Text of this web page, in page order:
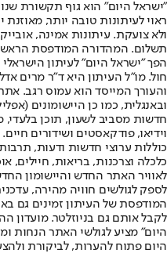
"ישראל היום" הוא גוף תקשורת
ראוי לעיתונות טובה יותר,
ולא צועקת. עיתונות אמינה,
הפך "ישראל היום" לעיתון
חול. מו"ל העיתון היא ד"ר מרים
והעורך המייסד הוא עמוס רגב.
חדשות מסביב לשעון, תוכן בלעדי,
וידיאו, פודקאסטים ושידורים
כוללות ערוצי חדשות ודעות, תרבות
לאוויר האתר החדש והיישומון
לספק לגולשים חוויה מהירה,
המודפסת של העיתון זמינים גם
לקבל אותם גם בניוזלטר. מועדון
היום" מציע לגולשי האתר הנחות
היום פתוח להערות, לביקורת